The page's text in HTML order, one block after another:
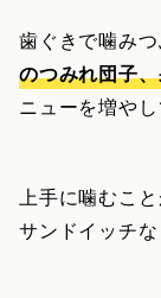
歯ぐきで噛み
のつみれ団子
ニューを増やし
上手に噛むこ
サンドイッチな